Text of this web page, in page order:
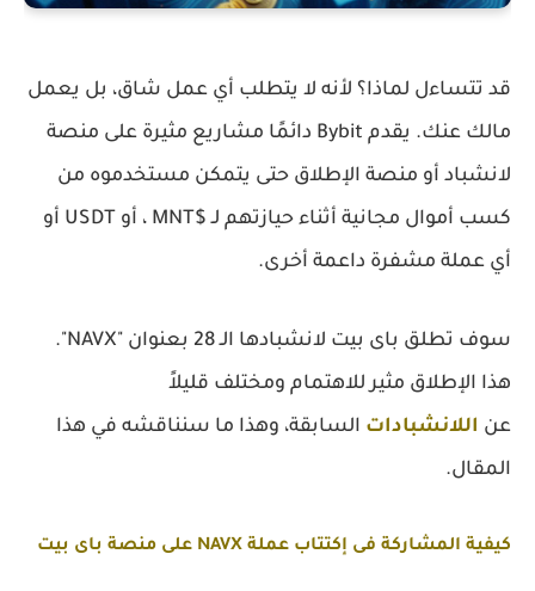
قد تتساءل لماذا؟ لأنه لا يتطلب أي عمل شاق، بل يعمل
مالك عنك. يقدم Bybit دائمًا مشاريع مثيرة على منصة
لانشباد أو منصة الإطلاق حتى يتمكن مستخدموه من
كسب أموال مجانية أثناء حيازتهم لـ $MNT ، أو USDT أو
أي عملة مشفرة داعمة أخرى.
سوف تطلق باى بيت لانشبادها الـ 28 بعنوان "NAVX".
هذا الإطلاق مثير للاهتمام ومختلف قليلاً
عن اللانشبادات السابقة، وهذا ما سنناقشه في هذا
المقال.
كيفية المشاركة فى إكتتاب عملة NAVX على منصة باى بيت